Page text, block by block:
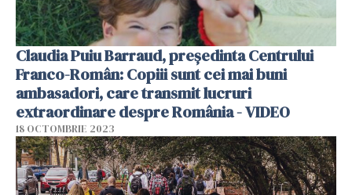
Claudia Puiu Barraud, președinta Centrului
Franco-Român: Copiii sunt cei mai buni
ambasadori, care transmit lucruri
extraordinare despre România - VIDEO
18 OCTOMBRIE 2023